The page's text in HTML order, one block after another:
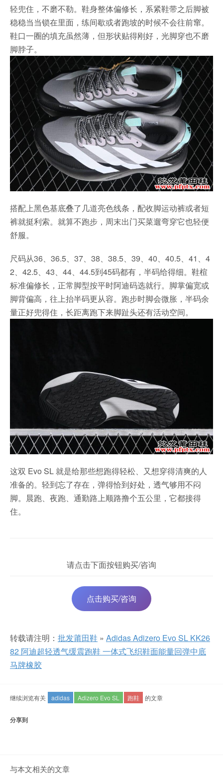
轻兜住，不磨不勒。鞋身整体偏修长，系紧鞋带之后脚被
稳稳当当锁在里面，练间歇或者跑坡的时候不会往前窜。
鞋口一圈的填充虽然薄，但形状贴得刚好，光脚穿也不磨
脚脖子。
搭配上黑色基底叠了几道亮色线条，配收脚运动裤或者短
裤就挺利索。就算不跑步，周末出门买菜遛弯穿它也轻便
舒服。
尺码从36、36.5、37、38、38.5、39、40、40.5、41、4
2、42.5、43、44、44.5到45码都有，半码给得细。鞋楦
标准偏修长，正常脚型按平时阿迪码选就行。脚掌偏宽或
脚背偏高，往上抬半码更从容。跑步时脚会微胀，半码余
量正好兜得住，长距离跑下来脚趾头还有活动空间。
这双 Evo SL 就是给那些想跑得轻松、又想穿得清爽的人
准备的。轻到忘了存在，弹得恰到好处，透气够用不闷
脚。晨跑、夜跑、通勤路上顺路撸个五公里，它都接得
住。
请点击下面按钮购买/咨询
点击购买/咨询
转载请注明： 批发莆田鞋 » Adidas Adizero Evo SL KK26
82 阿迪超轻透气缓震跑鞋 一体式飞织鞋面能量回弹中底
马牌橡胶
继续浏览有关 adidas Adizero Evo SL 跑鞋 的文章
分享到
与本文相关的文章